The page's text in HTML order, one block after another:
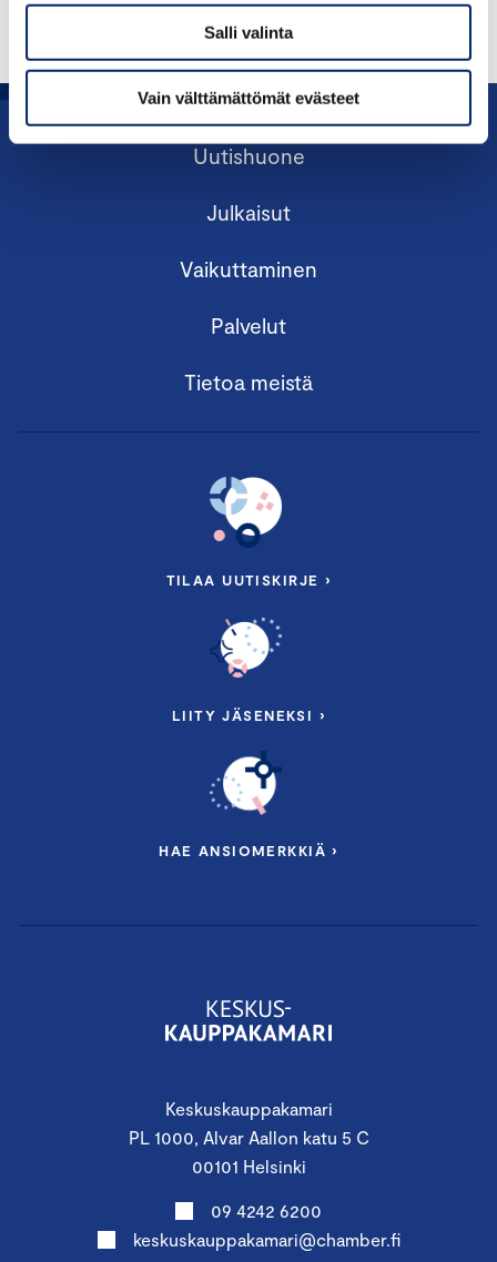
Salli valinta
Vain välttämättömät evästeet
Keskuskauppakamari
PL 1000, Alvar Aallon katu 5 C
00101 Helsinki
09 4242 6200
keskuskauppakamari@chamber.fi
Uutishuone
Julkaisut
Vaikuttaminen
Palvelut
Tietoa meistä
TILAA UUTISKIRJE ›
LIITY JÄSENEKSI ›
HAE ANSIOMERKKIÄ ›